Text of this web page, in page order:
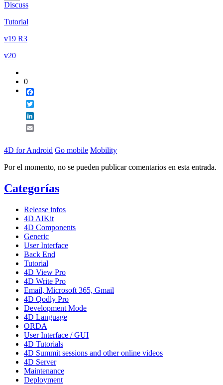
Email
Discuss
Tutorial
v19 R3
v20
0
4D for Android Go mobile Mobility
Por el momento, no se pueden publicar comentarios en esta entrada.
Categorías
Release infos
4D AIKit
4D Components
Generic
User Interface
Back End
Tutorial
4D View Pro
4D Write Pro
Email, Microsoft 365, Gmail
4D Qodly Pro
Development Mode
4D Language
ORDA
User Interface / GUI
4D Tutorials
4D Summit sessions and other online videos
4D Server
Maintenance
Deployment